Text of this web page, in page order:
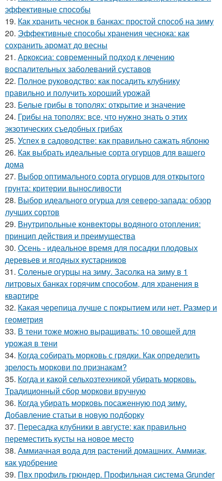
эффективные способы
19. Как хранить чеснок в банках: простой способ на зиму
20. Эффективные способы хранения чеснока: как
сохранить аромат до весны
21. Аркоксиа: современный подход к лечению
воспалительных заболеваний суставов
22. Полное руководство: как посадить клубнику
правильно и получить хороший урожай
23. Белые грибы в тополях: открытие и значение
24. Грибы на тополях: все, что нужно знать о этих
экзотических съедобных грибах
25. Успех в садоводстве: как правильно сажать яблоню
26. Как выбрать идеальные сорта огурцов для вашего
дома
27. Выбор оптимального сорта огурцов для открытого
грунта: критерии выносливости
28. Выбор идеального огурца для северо-запада: обзор
лучших сортов
29. Внутрипольные конвекторы водяного отопления:
принцип действия и преимущества
30. Осень - идеальное время для посадки плодовых
деревьев и ягодных кустарников
31. Соленые огурцы на зиму. Засолка на зиму в 1
литровых банках горячим способом, для хранения в
квартире
32. Какая черепица лучше с покрытием или нет. Размер и
геометрия
33. В тени тоже можно выращивать: 10 овощей для
урожая в тени
34. Когда собирать морковь с грядки. Как определить
зрелость моркови по признакам?
35. Когда и какой сельхозтехникой убирать морковь.
Традиционный сбор моркови вручную
36. Когда убирать морковь посаженную под зиму.
Добавление статьи в новую подборку
37. Пересадка клубники в августе: как правильно
переместить кусты на новое место
38. Аммиачная вода для растений домашних. Аммиак,
как удобрение
39. Пвх профиль грюндер. Профильная система Grunder